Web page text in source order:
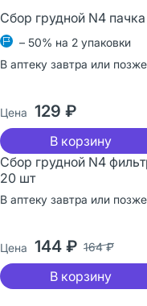
Сбор грудной N4 пачка
– 50% на 2 упаковки
В аптеку завтра или позже
Цена 129 ₽
В корзину
Сбор грудной N4
20 шт
В аптеку завтра или позже
Цена 144 ₽ 164 ₽
В корзину